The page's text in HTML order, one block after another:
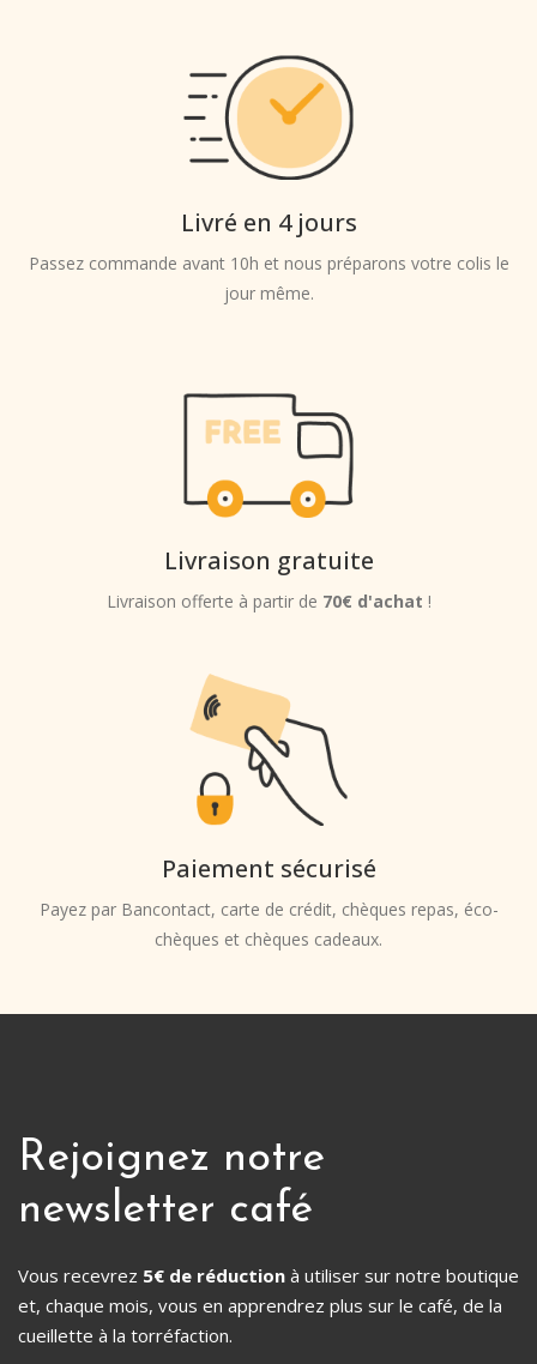
Livré en 4 jours
Passez commande avant 10h et nous préparons votre colis le
jour même.
Livraison gratuite
Livraison offerte à partir de 70€ d'achat !
Paiement sécurisé
Payez par Bancontact, carte de crédit, chèques repas, éco-
chèques et chèques cadeaux.
Rejoignez notre
newsletter café
Vous recevrez 5€ de réduction à utiliser sur notre boutique
et, chaque mois, vous en apprendrez plus sur le café, de la
cueillette à la torréfaction.